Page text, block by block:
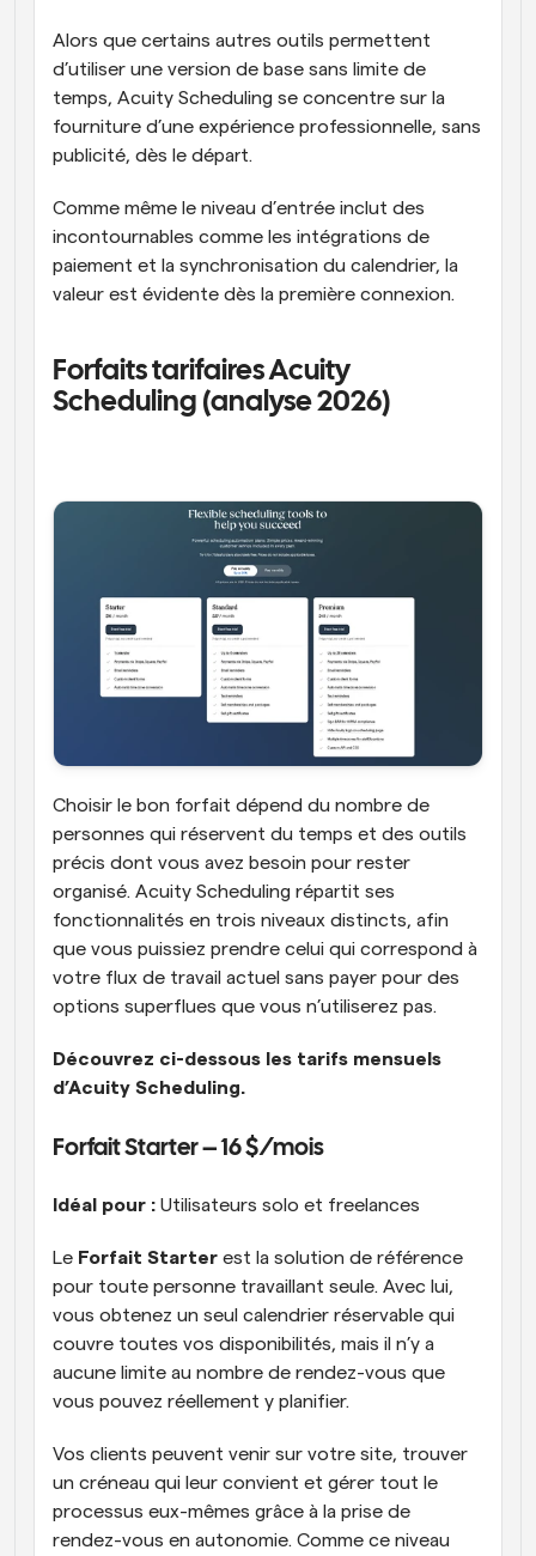
Alors que certains autres outils permettent
d’utiliser une version de base sans limite de
temps, Acuity Scheduling se concentre sur la
fourniture d’une expérience professionnelle, sans
publicité, dès le départ.
Comme même le niveau d’entrée inclut des
incontournables comme les intégrations de
paiement et la synchronisation du calendrier, la
valeur est évidente dès la première connexion.
Forfaits tarifaires Acuity
Scheduling (analyse 2026)
Choisir le bon forfait dépend du nombre de
personnes qui réservent du temps et des outils
précis dont vous avez besoin pour rester
organisé. Acuity Scheduling répartit ses
fonctionnalités en trois niveaux distincts, afin
que vous puissiez prendre celui qui correspond à
votre flux de travail actuel sans payer pour des
options superflues que vous n’utiliserez pas.
Découvrez ci-dessous les tarifs mensuels
d’Acuity Scheduling.
Forfait Starter – 16 $/mois
Idéal pour : Utilisateurs solo et freelances
Le Forfait Starter est la solution de référence
pour toute personne travaillant seule. Avec lui,
vous obtenez un seul calendrier réservable qui
couvre toutes vos disponibilités, mais il n’y a
aucune limite au nombre de rendez-vous que
vous pouvez réellement y planifier.
Vos clients peuvent venir sur votre site, trouver
un créneau qui leur convient et gérer tout le
processus eux-mêmes grâce à la prise de
rendez-vous en autonomie. Comme ce niveau